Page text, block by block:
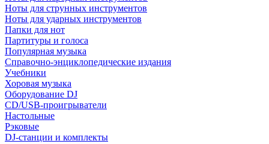
Ноты для струнных инструментов
Ноты для ударных инструментов
Папки для нот
Партитуры и голоса
Популярная музыка
Справочно-энциклопедические издания
Учебники
Хоровая музыка
Оборудование DJ
CD/USB-проигрыватели
Настольные
Рэковые
DJ-станции и комплекты